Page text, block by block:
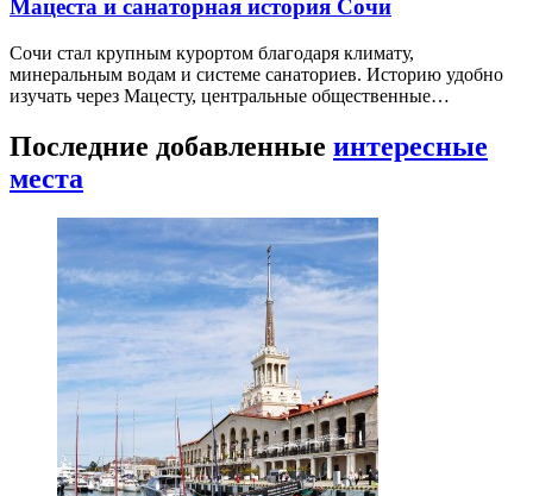
Мацеста и санаторная история Сочи
Сочи стал крупным курортом благодаря климату,
минеральным водам и системе санаториев. Историю удобно
изучать через Мацесту, центральные общественные…
Последние добавленные интересные
места